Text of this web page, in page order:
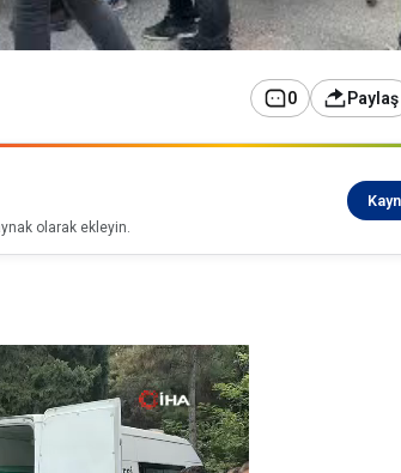
0 Paylaş
olarak ekleyin.